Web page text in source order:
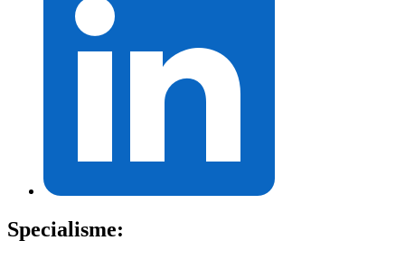
Specialisme: